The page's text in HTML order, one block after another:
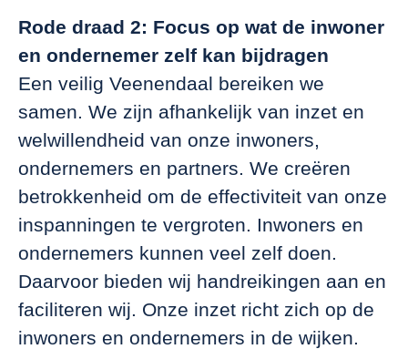
Rode draad 2: Focus op wat de inwoner
en ondernemer zelf kan bijdragen
Een veilig Veenendaal bereiken we
samen. We zijn afhankelijk van inzet en
welwillendheid van onze inwoners,
ondernemers en partners. We creëren
betrokkenheid om de effectiviteit van onze
inspanningen te vergroten. Inwoners en
ondernemers kunnen veel zelf doen.
Daarvoor bieden wij handreikingen aan en
faciliteren wij. Onze inzet richt zich op de
inwoners en ondernemers in de wijken.